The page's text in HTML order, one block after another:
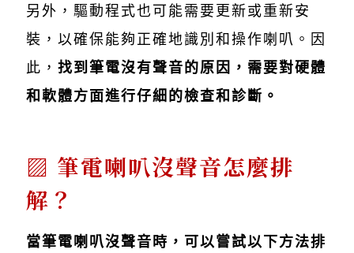
另外，驅動程式也可能需要更新或重新安
裝，以確保能夠正確地識別和操作喇叭。因
此， 找到筆電沒有聲音的原因，需要對硬體
和軟體方面進行仔細的檢查和診斷。
筆電喇叭沒聲音怎麼排
解？
當筆電喇叭沒聲音時，可以嘗試以下方法排